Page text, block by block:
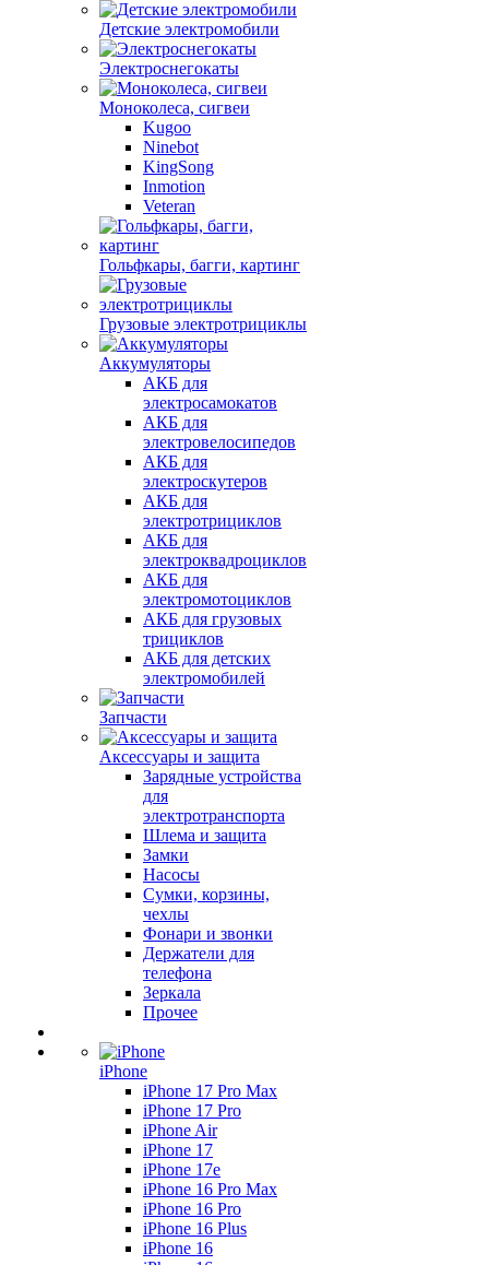
Детские электромобили
Электроснегокаты
Моноколеса, сигвеи
Kugoo
Ninebot
KingSong
Inmotion
Veteran
Гольфкары, багги, картинг
Грузовые электротрициклы
Аккумуляторы
АКБ для
электросамокатов
АКБ для
электровелосипедов
АКБ для
электроскутеров
АКБ для
электротрициклов
АКБ для
электроквадроциклов
АКБ для
электромотоциклов
АКБ для грузовых
трициклов
АКБ для детских
электромобилей
Запчасти
Аксессуары и защита
Зарядные устройства
для
электротранспорта
Шлема и защита
Замки
Насосы
Сумки, корзины,
чехлы
Фонари и звонки
Держатели для
телефона
Зеркала
Прочее
iPhone
iPhone 17 Pro Max
iPhone 17 Pro
iPhone Air
iPhone 17
iPhone 17e
iPhone 16 Pro Max
iPhone 16 Pro
iPhone 16 Plus
iPhone 16